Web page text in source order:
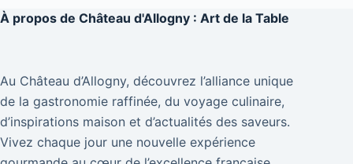
À propos de Château d'Allogny : Art de la Table
Au Château d’Allogny, découvrez l’alliance unique
de la gastronomie raffinée, du voyage culinaire,
d’inspirations maison et d’actualités des saveurs.
Vivez chaque jour une nouvelle expérience